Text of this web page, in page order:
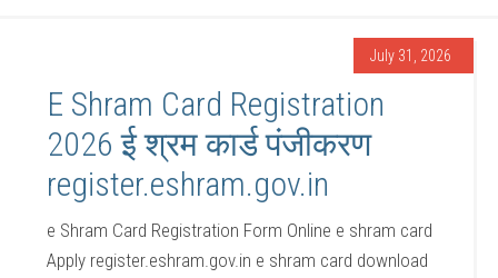
July 31, 2026
E Shram Card Registration
2026 ई श्रम कार्ड पंजीकरण
register.eshram.gov.in
e Shram Card Registration Form Online e shram card
Apply register.eshram.gov.in e shram card download